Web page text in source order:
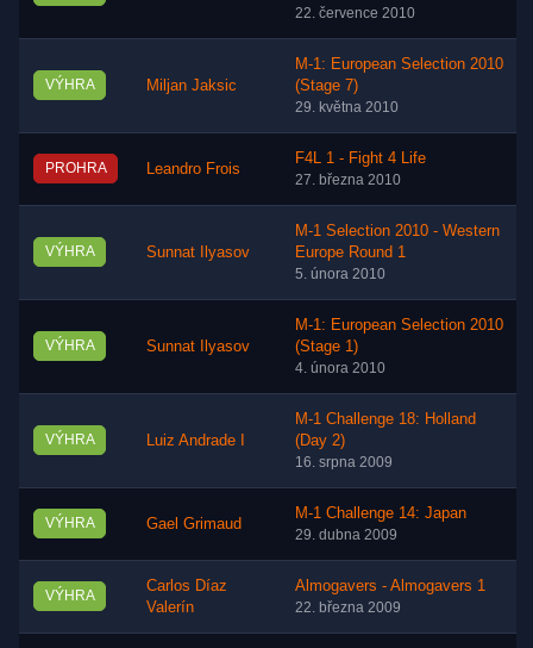
22. července 2010
VÝHRA Miljan Jaksic
M-1: European Selection 2010
(Stage 7)
29. května 2010
PROHRA Leandro Frois
F4L 1 - Fight 4 Life
27. března 2010
VÝHRA Sunnat Ilyasov
M-1 Selection 2010 - Western
Europe Round 1
5. února 2010
VÝHRA Sunnat Ilyasov
M-1: European Selection 2010
(Stage 1)
4. února 2010
VÝHRA Luiz Andrade I
M-1 Challenge 18: Holland
(Day 2)
16. srpna 2009
VÝHRA Gael Grimaud
M-1 Challenge 14: Japan
29. dubna 2009
VÝHRA
Carlos Díaz
Valerín
Almogavers - Almogavers 1
22. března 2009